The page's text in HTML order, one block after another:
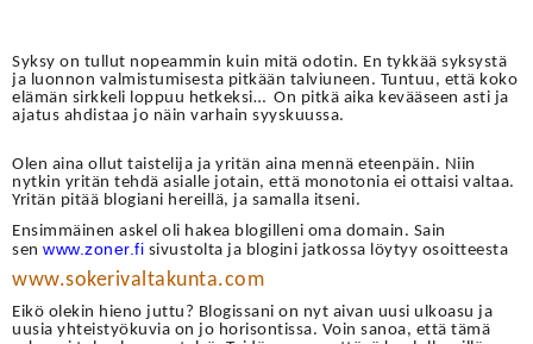
Syksy on tullut nopeammin kuin mitä odotin. En tykkää syksystä
ja luonnon valmistumisesta pitkään talviuneen. Tuntuu, että koko
elämän sirkkeli loppuu hetkeksi… On pitkä aika kevääseen asti ja
ajatus ahdistaa jo näin varhain syyskuussa.
Olen aina ollut taistelija ja yritän aina mennä eteenpäin. Niin
nytkin yritän tehdä asialle jotain, että monotonia ei ottaisi valtaa.
Yritän pitää blogiani hereillä, ja samalla itseni.
Ensimmäinen askel oli hakea blogilleni oma domain. Sain
sen www.zoner.fi sivustolta ja blogini jatkossa löytyy osoitteesta
www.sokerivaltakunta.com
Eikö olekin hieno juttu? Blogissani on nyt aivan uusi ulkoasu ja
uusia yhteistyökuvia on jo horisontissa. Voin sanoa, että tämä